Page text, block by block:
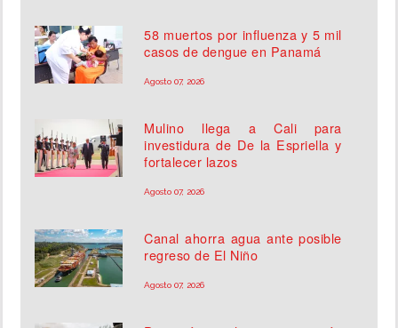
58 muertos por influenza y 5 mil
casos de dengue en Panamá
Agosto 07, 2026
Mulino llega a Cali para
investidura de De la Espriella y
fortalecer lazos
Agosto 07, 2026
Canal ahorra agua ante posible
regreso de El Niño
Agosto 07, 2026